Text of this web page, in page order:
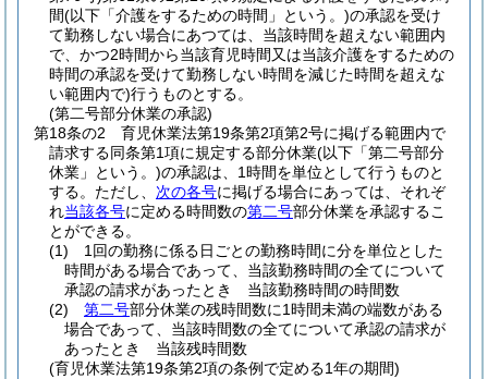
間(以下「介護をするための時間」という。)の承認を受け
て勤務しない場合にあつては、当該時間を超えない範囲内
で、かつ2時間から当該育児時間又は当該介護をするための
時間の承認を受けて勤務しない時間を減じた時間を超えな
い範囲内で)行うものとする。
(第二号部分休業の承認)
第18条の2
育児休業法第19条第2項第2号に掲げる範囲内で
請求する同条第1項に規定する部分休業(以下「第二号部分
休業」という。)の承認は、1時間を単位として行うものと
する。 ただし、 次の各号に掲げる場合にあっては、それぞ
れ当該各号に定める時間数の第二号部分休業を承認するこ
とができる。
(1)
1回の勤務に係る日ごとの勤務時間に分を単位とした
時間がある場合であって、当該勤務時間の全てについて
承認の請求があったとき 当該勤務時間の時間数
(2)
第二号部分休業の残時間数に1時間未満の端数がある
場合であって、当該時間数の全てについて承認の請求が
あったとき 当該残時間数
(育児休業法第19条第2項の条例で定める1年の期間)